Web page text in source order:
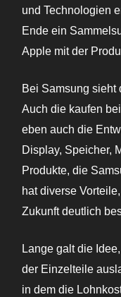
und Technologien
Ende ein
Apple mit der
Bei Samsung sieht
Auch die kaufen
eben auch die
Display, Speicher,
Produkte, die
hat diverse
Zukunft deutlich
Lange galt die
der Einzelteile
in dem die